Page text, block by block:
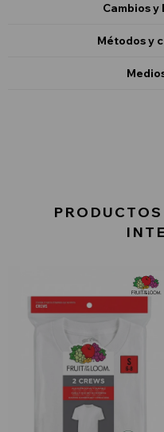
Cambios
Métodos y